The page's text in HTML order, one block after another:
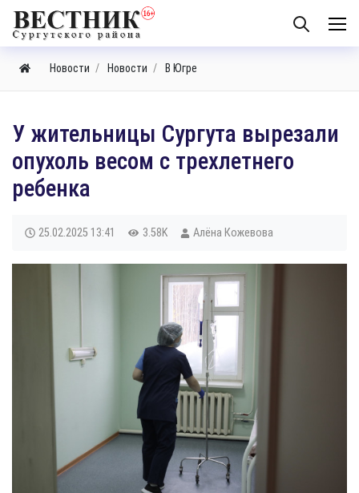
Новости Новости В Югре
У жительницы Сургута вырезали
опухоль весом с трехлетнего
ребенка
25.02.2025 13:41 3.58K Алёна Кожевова